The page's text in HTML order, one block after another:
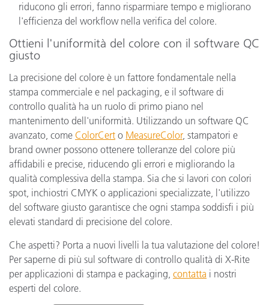
riducono gli errori, fanno risparmiare tempo e migliorano
l'efficienza del workflow nella verifica del colore.
Ottieni l'uniformità del colore con il software QC
giusto
La precisione del colore è un fattore fondamentale nella
stampa commerciale e nel packaging, e il software di
controllo qualità ha un ruolo di primo piano nel
mantenimento dell'uniformità. Utilizzando un software QC
avanzato, come ColorCert o MeasureColor, stampatori e
brand owner possono ottenere tolleranze del colore più
affidabili e precise, riducendo gli errori e migliorando la
qualità complessiva della stampa. Sia che si lavori con colori
spot, inchiostri CMYK o applicazioni specializzate, l'utilizzo
del software giusto garantisce che ogni stampa soddisfi i più
elevati standard di precisione del colore.
Che aspetti? Porta a nuovi livelli la tua valutazione del colore!
Per saperne di più sul software di controllo qualità di X-Rite
per applicazioni di stampa e packaging, contatta i nostri
esperti del colore.